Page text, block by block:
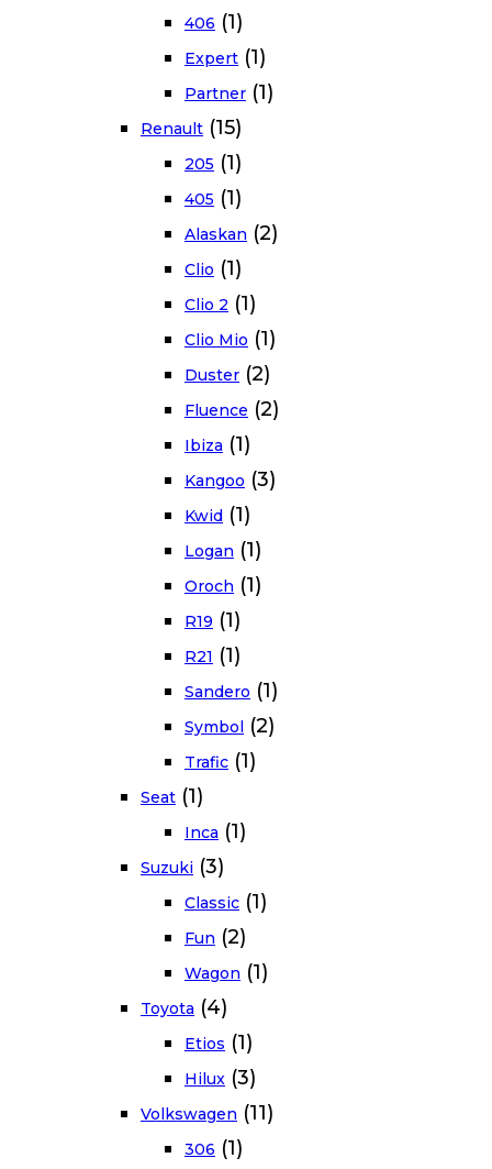
406 (1)
Expert (1)
Partner (1)
Renault (15)
205 (1)
405 (1)
Alaskan (2)
Clio (1)
Clio 2 (1)
Clio Mio (1)
Duster (2)
Fluence (2)
Ibiza (1)
Kangoo (3)
Kwid (1)
Logan (1)
Oroch (1)
R19 (1)
R21 (1)
Sandero (1)
Symbol (2)
Trafic (1)
Seat (1)
Inca (1)
Suzuki (3)
Classic (1)
Fun (2)
Wagon (1)
Toyota (4)
Etios (1)
Hilux (3)
Volkswagen (11)
306 (1)